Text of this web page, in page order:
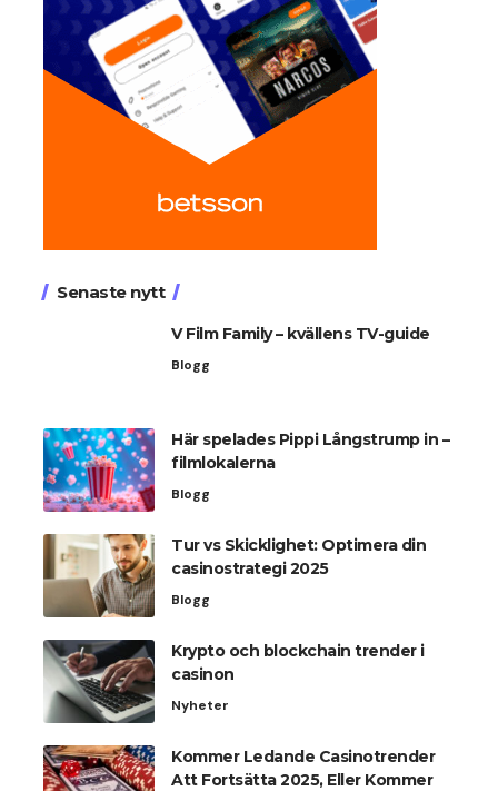
Senaste nytt
V Film Family – kvällens TV-guide
Blogg
Här spelades Pippi Långstrump in –
filmlokalerna
Blogg
Tur vs Skicklighet: Optimera din
casinostrategi 2025
Blogg
Krypto och blockchain trender i
casinon
Nyheter
Kommer Ledande Casinotrender
Att Fortsätta 2025, Eller Kommer